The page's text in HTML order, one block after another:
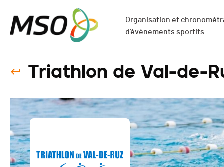
Organisation et
d'événements sportifs
Triathlon de Val-de-